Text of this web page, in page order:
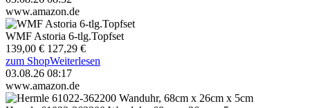
www.amazon.de
WMF Astoria 6-tlg.Topfset
139,00 € 127,29 €
zum ShopWeiterlesen
03.08.26 08:17
www.amazon.de